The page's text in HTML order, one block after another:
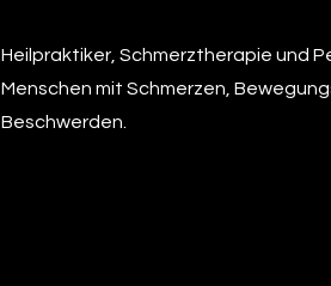
Heilpraktiker, Schmerztherapie und
Menschen mit Schmerzen,
Beschwerden.